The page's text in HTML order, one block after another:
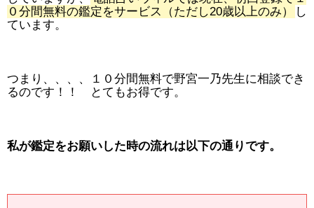
０分間無料の鑑定をサービス（ただし20歳以上のみ）
し
ています。
つまり、、、、１０分間無料で野宮一乃先生に相談でき
るのです！！ とてもお得です。
私が鑑定をお願いした時の流れは以下の通りです。